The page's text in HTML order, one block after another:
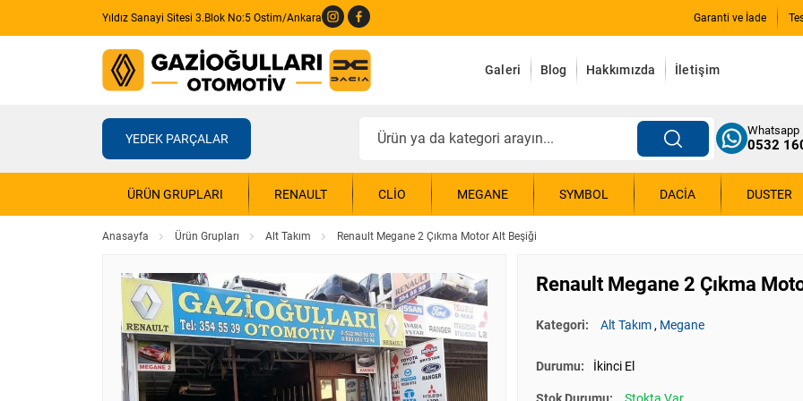
Yıldız Sanayi Sitesi 3.Blok No:5 Ostim/Ankara Garanti ve İade
Galeri Blog Hakkımızda İletişim
YEDEK PARÇALAR
Whatsapp
0532
ÜRÜN GRUPLARI RENAULT CLIO MEGANE SYMBOL DACIA DUSTER
Anasayfa Ürün Grupları Alt Takım Renault Megane 2 Çıkma Motor Alt Beşiği
Renault Megane 2 Çıkma
Kategori: Alt Takım, Megane
Durumu: İkinci El